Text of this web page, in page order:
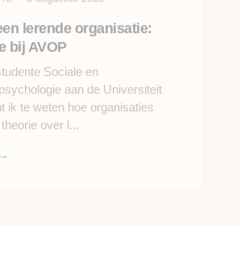
bij AVOP
Sociale en
aan de Universiteit
ik te weten hoe organisaties
over l...